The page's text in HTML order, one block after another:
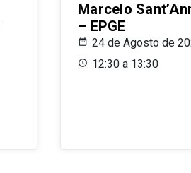
Marcelo
– EPGE
24 de Agosto de
12:30 a 13:30